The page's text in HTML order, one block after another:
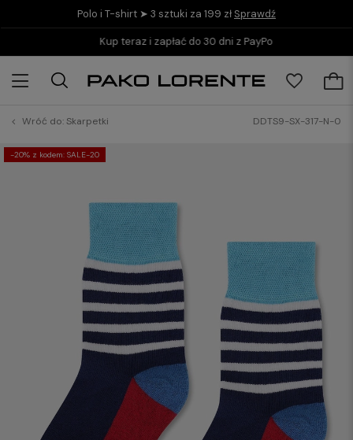
Polo i T-shirt ➤ 3 sztuki za 199 zł Sprawdź
Kup teraz i zapłać do 30 dni z PayPo
Wróć do:Skarpetki DDTS9-SX-317-N-0
-20% z kodem: SALE-20